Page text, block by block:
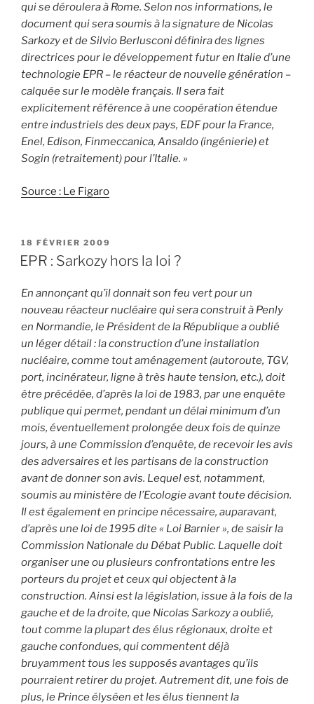
qui se déroulera à Rome. Selon nos informations, le
document qui sera soumis à la signature de Nicolas
Sarkozy et de Silvio Berlusconi définira des lignes
directrices pour le développement futur en Italie d’une
technologie EPR – le réacteur de nouvelle génération –
calquée sur le modèle français. Il sera fait
explicitement référence à une coopération étendue
entre industriels des deux pays, EDF pour la France,
Enel, Edison, Finmeccanica, Ansaldo (ingénierie) et
Sogin (retraitement) pour l’Italie. »
Source : Le Figaro
PUBLIÉ
LE
18 FÉVRIER 2009
EPR : Sarkozy hors la loi ?
En annonçant qu’il donnait son feu vert pour un
nouveau réacteur nucléaire qui sera construit à Penly
en Normandie, le Président de la République a oublié
un léger détail : la construction d’une installation
nucléaire, comme tout aménagement (autoroute, TGV,
port, incinérateur, ligne à très haute tension, etc.), doit
être précédée, d’après la loi de 1983, par une enquête
publique qui permet, pendant un délai minimum d’un
mois, éventuellement prolongée deux fois de quinze
jours, à une Commission d’enquête, de recevoir les avis
des adversaires et les partisans de la construction
avant de donner son avis. Lequel est, notamment,
soumis au ministère de l’Ecologie avant toute décision.
Il est également en principe nécessaire, auparavant,
d’après une loi de 1995 dite « Loi Barnier », de saisir la
Commission Nationale du Débat Public. Laquelle doit
organiser une ou plusieurs confrontations entre les
porteurs du projet et ceux qui objectent à la
construction. Ainsi est la législation, issue à la fois de la
gauche et de la droite, que Nicolas Sarkozy a oublié,
tout comme la plupart des élus régionaux, droite et
gauche confondues, qui commentent déjà
bruyamment tous les supposés avantages qu’ils
pourraient retirer du projet. Autrement dit, une fois de
plus, le Prince élyséen et les élus tiennent la